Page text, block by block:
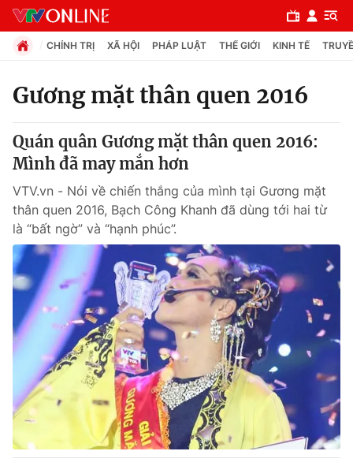
Chuyên mục
Chính trị
Xã hội
Pháp luật
Y tế
Thế giới
Tin tức
Thế giới đó đây
Câu chuyện quốc tế
Kinh tế
Tài chính
Thị trường
Dữ liệu và đời sống
CHÍNH TRỊ XÃ HỘI PHÁP LUẬT THẾ GIỚI KINH TẾ
Gương mặt thân quen 2016
Quán quân Gương mặt thân quen 2016:
Mình đã may mắn hơn
VTV.vn - Nói về chiến thắng của mình tại Gương mặt
thân quen 2016, Bạch Công Khanh đã dùng tới hai từ
là “bất ngờ” và “hạnh phúc”.